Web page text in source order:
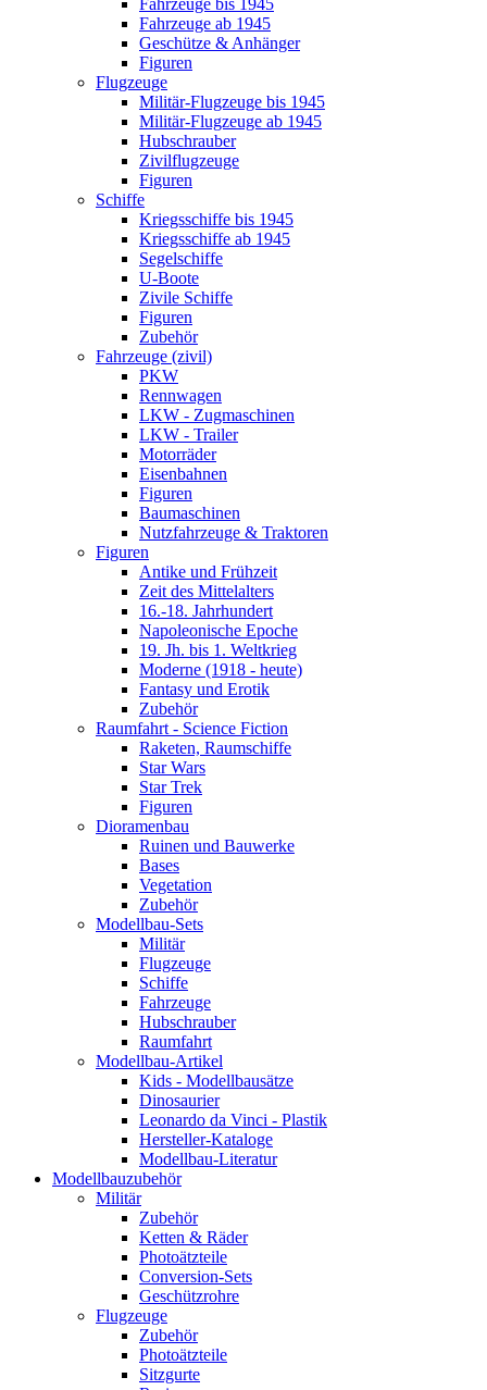
Fahrzeuge bis 1945
Fahrzeuge ab 1945
Geschütze & Anhänger
Figuren
Flugzeuge
Militär-Flugzeuge bis 1945
Militär-Flugzeuge ab 1945
Hubschrauber
Zivilflugzeuge
Figuren
Schiffe
Kriegsschiffe bis 1945
Kriegsschiffe ab 1945
Segelschiffe
U-Boote
Zivile Schiffe
Figuren
Zubehör
Fahrzeuge (zivil)
PKW
Rennwagen
LKW - Zugmaschinen
LKW - Trailer
Motorräder
Eisenbahnen
Figuren
Baumaschinen
Nutzfahrzeuge & Traktoren
Figuren
Antike und Frühzeit
Zeit des Mittelalters
16.-18. Jahrhundert
Napoleonische Epoche
19. Jh. bis 1. Weltkrieg
Moderne (1918 - heute)
Fantasy und Erotik
Zubehör
Raumfahrt - Science Fiction
Raketen, Raumschiffe
Star Wars
Star Trek
Figuren
Dioramenbau
Ruinen und Bauwerke
Bases
Vegetation
Zubehör
Modellbau-Sets
Militär
Flugzeuge
Schiffe
Fahrzeuge
Hubschrauber
Raumfahrt
Modellbau-Artikel
Kids - Modellbausätze
Dinosaurier
Leonardo da Vinci - Plastik
Hersteller-Kataloge
Modellbau-Literatur
Modellbauzubehör
Militär
Zubehör
Ketten & Räder
Photoätzteile
Conversion-Sets
Geschützrohre
Flugzeuge
Zubehör
Photoätzteile
Sitzgurte